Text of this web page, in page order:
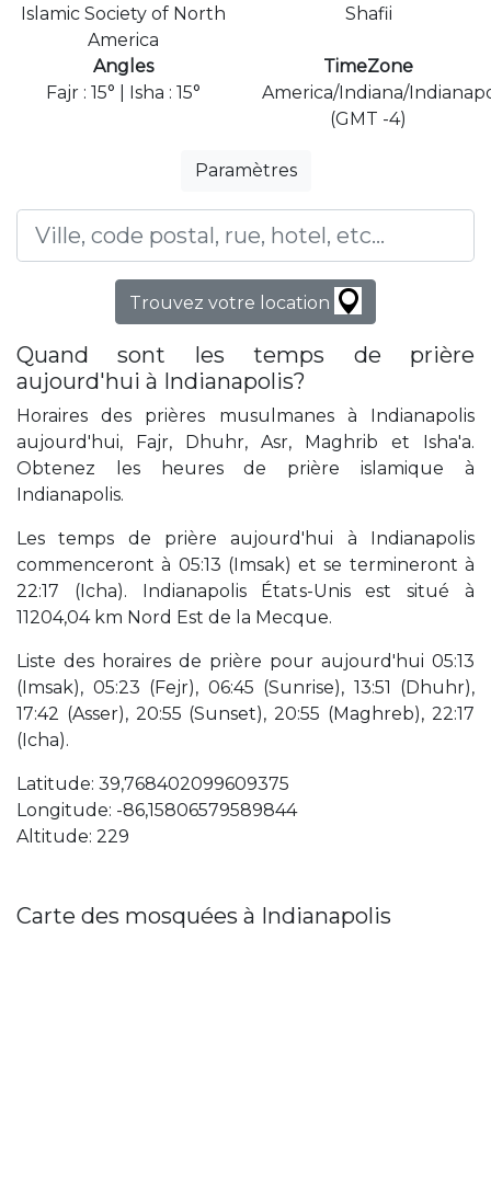
Islamic Society of North
America
Shafii
Angles
Fajr : 15° | Isha : 15°
TimeZone
America/Indiana/
(GMT -4)
Paramètres
Trouvez votre location
Quand sont les temps de prière
aujourd'hui à Indianapolis?
Horaires des prières musulmanes à Indianapolis
aujourd'hui, Fajr, Dhuhr, Asr, Maghrib et Isha'a.
Obtenez les heures de prière islamique à
Indianapolis.
Les temps de prière aujourd'hui à Indianapolis
commenceront à 05:13 (Imsak) et se termineront à
22:17 (Icha). Indianapolis États-Unis est situé à
11204,04 km Nord Est de la Mecque.
Liste des horaires de prière pour aujourd'hui 05:13
(Imsak), 05:23 (Fejr), 06:45 (Sunrise), 13:51 (Dhuhr),
17:42 (Asser), 20:55 (Sunset), 20:55 (Maghreb), 22:17
(Icha).
Latitude: 39,768402099609375
Longitude: -86,15806579589844
Altitude: 229
Carte des mosquées à Indianapolis